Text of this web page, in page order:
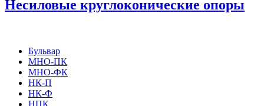
Несиловые круглоконические опоры
Бульвар
МНО-ПК
МНО-ФК
НК-П
НК-Ф